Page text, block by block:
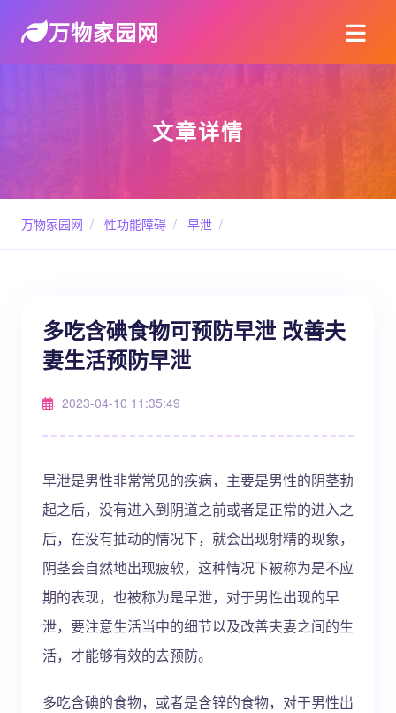
万物家园网
文章详情
万物家园网 / 性功能障碍 / 早泄 /
多吃含碘食物可预防早泄 改善夫
妻生活预防早泄
2023-04-10 11:35:49
早泄是男性非常常见的疾病，主要是男性的阴茎勃
起之后，没有进入到阴道之前或者是正常的进入之
后，在没有抽动的情况下，就会出现射精的现象，
阴茎会自然地出现疲软，这种情况下被称为是不应
期的表现，也被称为是早泄，对于男性出现的早
泄，要注意生活当中的细节以及改善夫妻之间的生
活，才能够有效的去预防。
多吃含碘的食物，或者是含锌的食物，对于男性出